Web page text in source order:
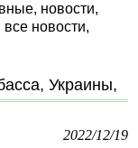
новости,
новости,
Украины,
2022/12/19